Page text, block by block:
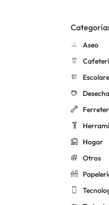
Aseo
Hogar
Otros